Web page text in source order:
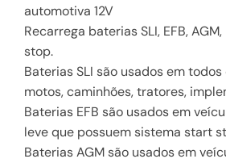
automotiva 12V
Recarrega baterias SLI, EFB,
stop.
Baterias SLI são usados em
motos, caminhões, tratores,
Baterias EFB são usados em
leve que possuem sistema start
Baterias AGM são usados em